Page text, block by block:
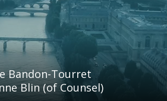
Bandon-Tourret
Blin (of Counsel)